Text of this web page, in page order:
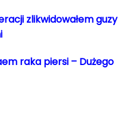
zlikwidowałem guzy
raka piersi – Dużego